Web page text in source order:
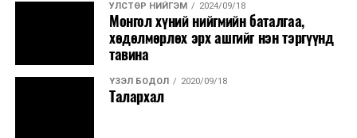
УЛСТӨР НИЙГЭМ 2024/09/18
Монгол хүний нийгмийн баталгаа,
хөдөлмөрлөх эрх ашгийг нэн тэргүүнд
тавина
ҮЗЭЛ БОДОЛ 2020/09/18
Талархал